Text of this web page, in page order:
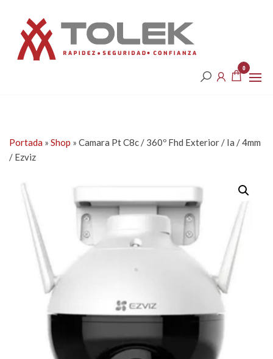
contenido
0
Portada » Shop » Camara Pt C8c / 360º Fhd Exterior / Ia / 4mm
/ Ezviz